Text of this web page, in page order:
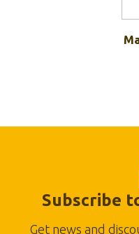
Subscribe
Get news and